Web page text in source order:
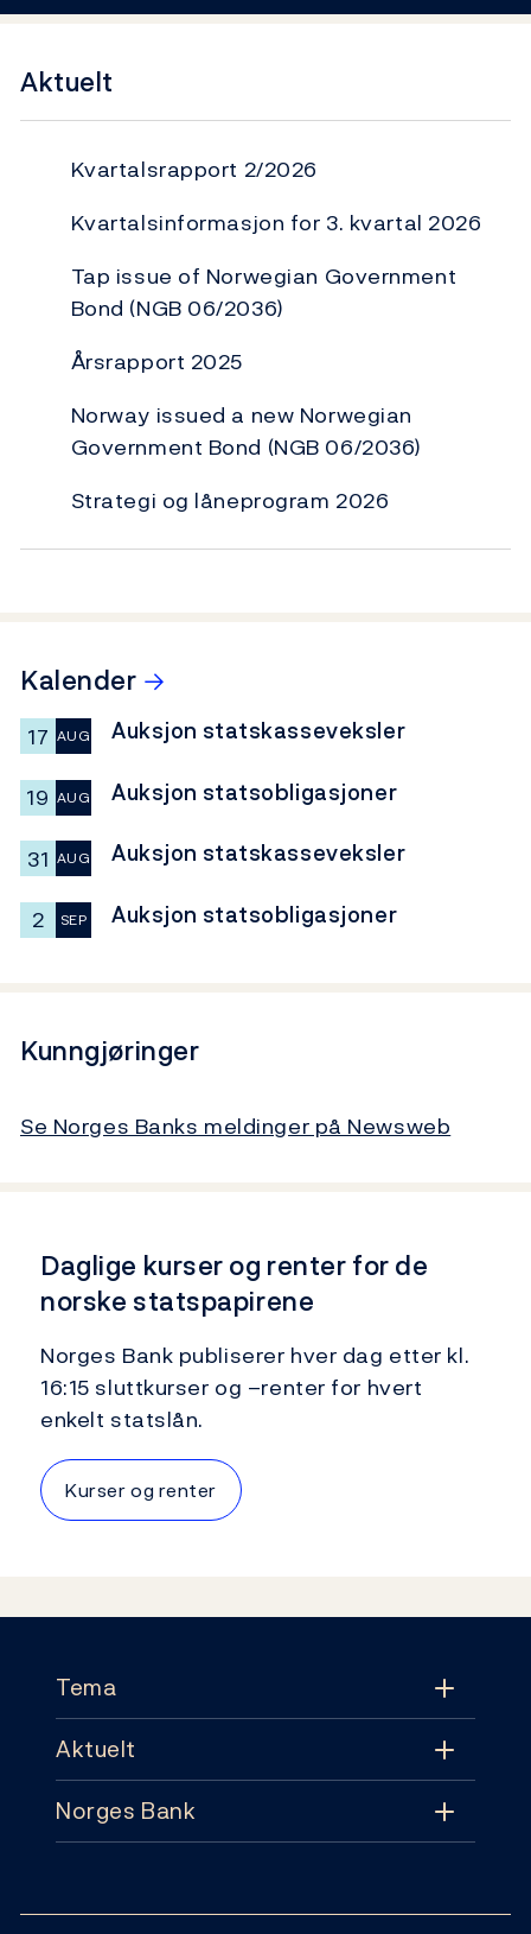
Aktuelt
Kvartalsrapport 2/2026
Kvartalsinformasjon for 3. kvartal 2026
Tap issue of Norwegian Government
Bond (NGB 06/2036)
Årsrapport 2025
Norway issued a new Norwegian
Government Bond (NGB 06/2036)
Strategi og låneprogram 2026
Kalender →
17 AUG Auksjon statskasseveksler
19 AUG Auksjon statsobligasjoner
31 AUG Auksjon statskasseveksler
2 SEP Auksjon statsobligasjoner
Kunngjøringer
Se Norges Banks meldinger på Newsweb
Daglige kurser og renter for de
norske statspapirene
Norges Bank publiserer hver dag etter kl.
16:15 sluttkurser og –renter for hvert
enkelt statslån.
Kurser og renter
Tema
Tema
Pengepolitikk
Aktuelt
Aktuelt
Norges Bank